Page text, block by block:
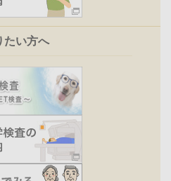
たい方へ